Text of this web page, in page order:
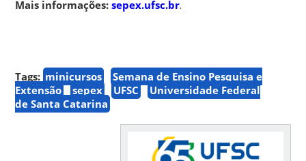
Mais informações:sepex.ufsc.br.
Tags: minicursos
Semana de Ensino Pesquisa e
Extensão
sepex UFSC
Universidade Federal
de Santa Catarina